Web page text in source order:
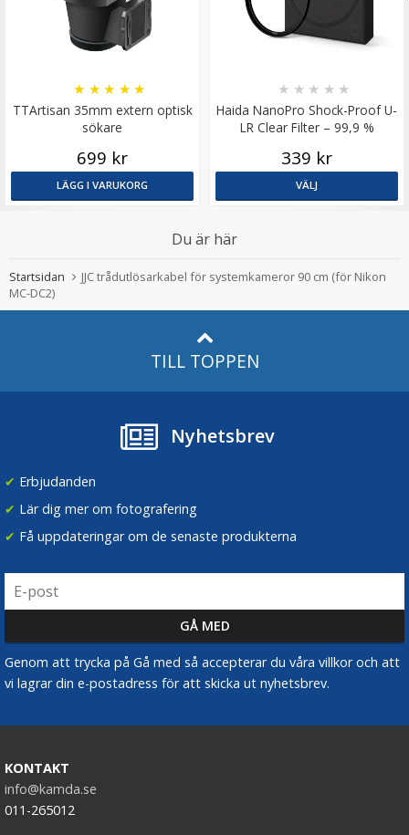
TTArtisan 35mm extern optisk
sökare
★ ★ ★ ★ ★
699 kr
LÄGG I VARUKORG
Haida NanoPro Shock-Proof U-
LR Clear Filter – 99,9 %
★ ★ ★ ★ ★
339 kr
VÄLJ
Du är här
Startsidan
JJC trådutlösarkabel för systemkameror 90 cm (för Nikon
MC-DC2)
TILL TOPPEN
Nyhetsbrev
✔ Erbjudanden
✔ Lär dig mer om fotografering
✔ Få uppdateringar om de senaste produkterna
Genom att trycka på Gå med så accepterar du våra villkor och att
vi lagrar din e-postadress för att skicka ut nyhetsbrev.
KONTAKT
info@kamda.se
011-265012